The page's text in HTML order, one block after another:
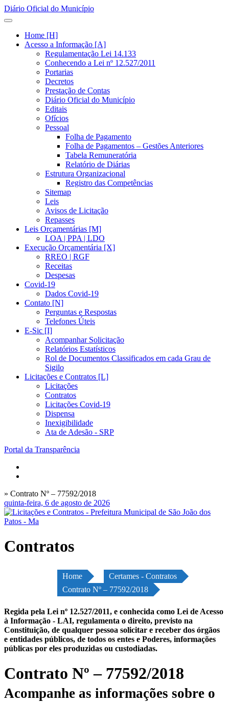
Diário Oficial do Município
Home [H]
Acesso a Informação [A]
Regulamentação Lei 14.133
Conhecendo a Lei nº 12.527/2011
Portarias
Decretos
Prestação de Contas
Diário Oficial do Município
Editais
Ofícios
Pessoal
Folha de Pagamento
Folha de Pagamentos – Gestões Anteriores
Tabela Remuneratória
Relatório de Diárias
Estrutura Organizacional
Registro das Competências
Sitemap
Leis
Avisos de Licitação
Repasses
Leis Orçamentárias [M]
LOA | PPA | LDO
Execução Orçamentária [X]
RREO | RGF
Receitas
Despesas
Covid-19
Dados Covid-19
Contato [N]
Perguntas e Respostas
Telefones Úteis
E-Sic [I]
Acompanhar Solicitação
Relatórios Estatísticos
Rol de Documentos Classificados em cada Grau de
Sigilo
Licitações e Contratos [L]
Licitações
Contratos
Licitações Covid-19
Dispensa
Inexigibilidade
Ata de Adesão - SRP
Portal da Transparência
» Contrato Nº – 77592/2018
quinta-feira, 6 de agosto de 2026
Contratos
Home
Certames - Contratos
Contrato Nº – 77592/2018
Regida pela Lei nº 12.527/2011, e conhecida como Lei de Acesso
à Informação - LAI, regulamenta o direito, previsto na
Constituição, de qualquer pessoa solicitar e receber dos órgãos
e entidades públicos, de todos os entes e Poderes, informações
públicas por eles produzidas ou custodiadas.
Contrato Nº – 77592/2018
Acompanhe as informações sobre o